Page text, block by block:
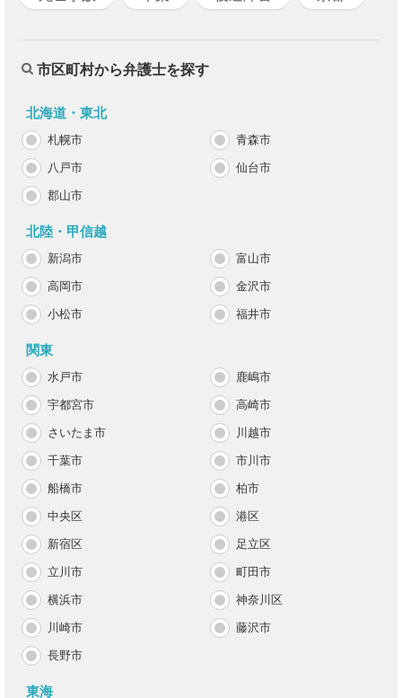
市区町村から弁護士を探す
北海道・東北
札幌市 青森市
八戸市 仙台市
郡山市
北陸・甲信越
新潟市 富山市
高岡市 金沢市
小松市 福井市
関東
水戸市 鹿嶋市
宇都宮市 高崎市
さいたま市 川越市
千葉市 市川市
船橋市 柏市
中央区 港区
新宿区 足立区
立川市 町田市
横浜市 神奈川区
川崎市 藤沢市
長野市
東海